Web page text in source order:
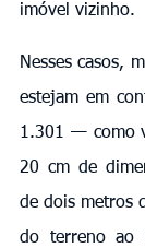
imóvel vizinho.
Nesses casos,
estejam em
1.301 — como
20 cm de
de dois metros
do terreno ao